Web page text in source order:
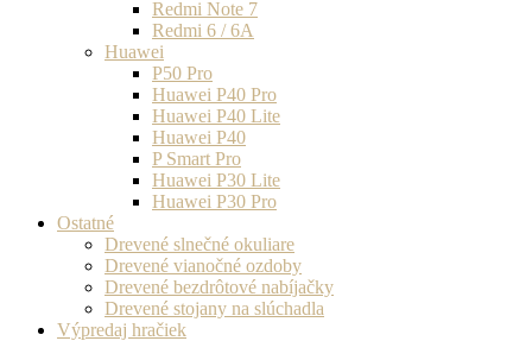
Redmi Note 7
Redmi 6 / 6A
Huawei
P50 Pro
Huawei P40 Pro
Huawei P40 Lite
Huawei P40
P Smart Pro
Huawei P30 Lite
Huawei P30 Pro
Ostatné
Drevené slnečné okuliare
Drevené vianočné ozdoby
Drevené bezdrôtové nabíjačky
Drevené stojany na slúchadla
Výpredaj hračiek